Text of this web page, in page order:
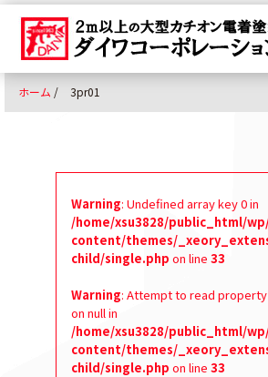
ホーム / 3pr01
Warning: Undefined array key 0 in
/home/xsu3828/public_html/
content/themes/
child/single.php on line 33
Warning: Attempt to read
on null in
/home/xsu3828/public_html/
content/themes/
child/single.php on line 33